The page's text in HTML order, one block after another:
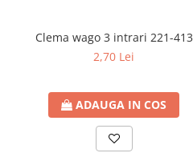
Clema wago 3 intrari 221-413
2,70 Lei
ADAUGA IN COS